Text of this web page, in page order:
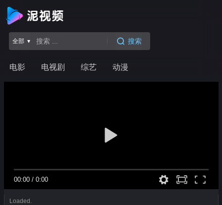
电影 电视剧 综艺 动漫
全部 ▾ 搜索
00:00/ 0:00
Loaded.